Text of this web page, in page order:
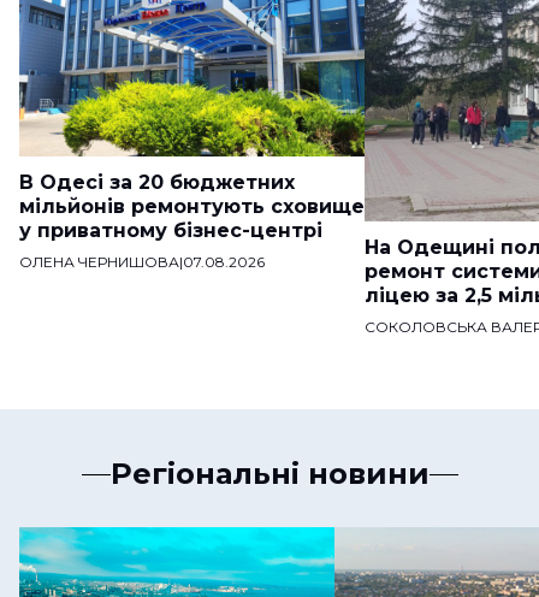
В Одесі за 20 бюджетних
мільйонів ремонтують сховище
у приватному бізнес-центрі
ОЛЕНА ЧЕРНИШОВА|07.08.2026
На Одещині
ремонт
ліцею за 2,5
СОКОЛОВСЬКА
Регіональні новини